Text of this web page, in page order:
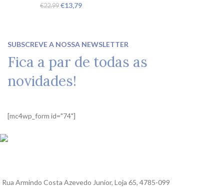
€22,99 €13,79
SUBSCREVE A NOSSA NEWSLETTER
Fica a par de todas as
novidades!
[mc4wp_form id="74"]
Rua Armindo Costa Azevedo Junior, Loja 65, 4785-099